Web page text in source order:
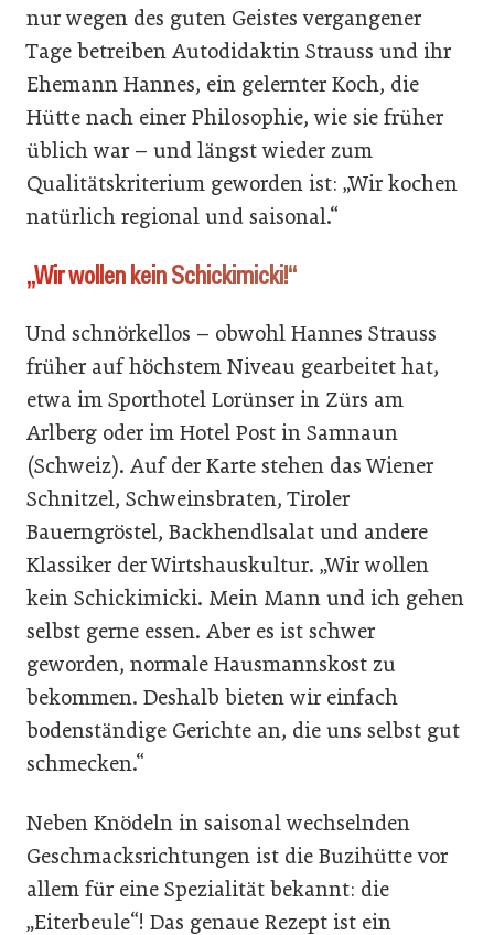
nur wegen des guten Geistes vergangener
Tage betreiben Autodidaktin Strauss und ihr
Ehemann Hannes, ein gelernter Koch, die
Hütte nach einer Philosophie, wie sie früher
üblich war – und längst wieder zum
Qualitätskriterium geworden ist: „Wir kochen
natürlich regional und saisonal.“
„Wir wollen kein ­Schickimicki!“
Und schnörkellos – obwohl Hannes Strauss
früher auf höchstem Niveau gearbeitet hat,
etwa im Sporthotel Lorünser in Zürs am
Arlberg oder im Hotel Post in Samnaun
(Schweiz). Auf der Karte stehen das Wiener
Schnitzel, Schweinsbraten, Tiroler
Bauerngröstel, Backhendlsalat und andere
Klassiker der Wirtshauskultur. „Wir wollen
kein Schickimicki. Mein Mann und ich gehen
selbst gerne essen. Aber es ist schwer
geworden, normale Hausmannskost zu
bekommen. Deshalb bieten wir einfach
bodenständige Gerichte an, die uns selbst gut
schmecken.“
Neben Knödeln in saisonal wechselnden
Geschmacksrichtungen ist die Buzihütte vor
allem für eine Spezialität bekannt: die
„Eiterbeule“! Das genaue Rezept ist ein